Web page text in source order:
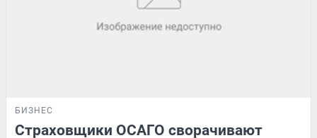
БИЗНЕС
Страховщики ОСАГО сворачивают